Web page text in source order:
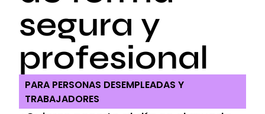
segura y
profesional
PARA PERSONAS DESEMPLEADAS Y
TRABAJADORES